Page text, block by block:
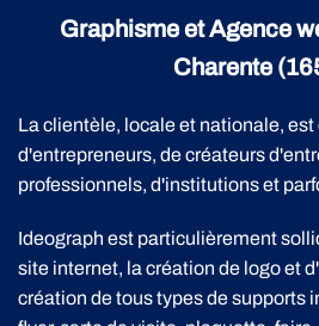
Graphisme et Agence
Charente
La clientèle, locale et nationale,
d'entrepreneurs, de créateurs
professionnels, d'institutions et
Ideograph est particulièrement
site internet, la création de logo et
création de tous types de supports